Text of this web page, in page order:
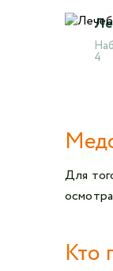
4
Для
Кто